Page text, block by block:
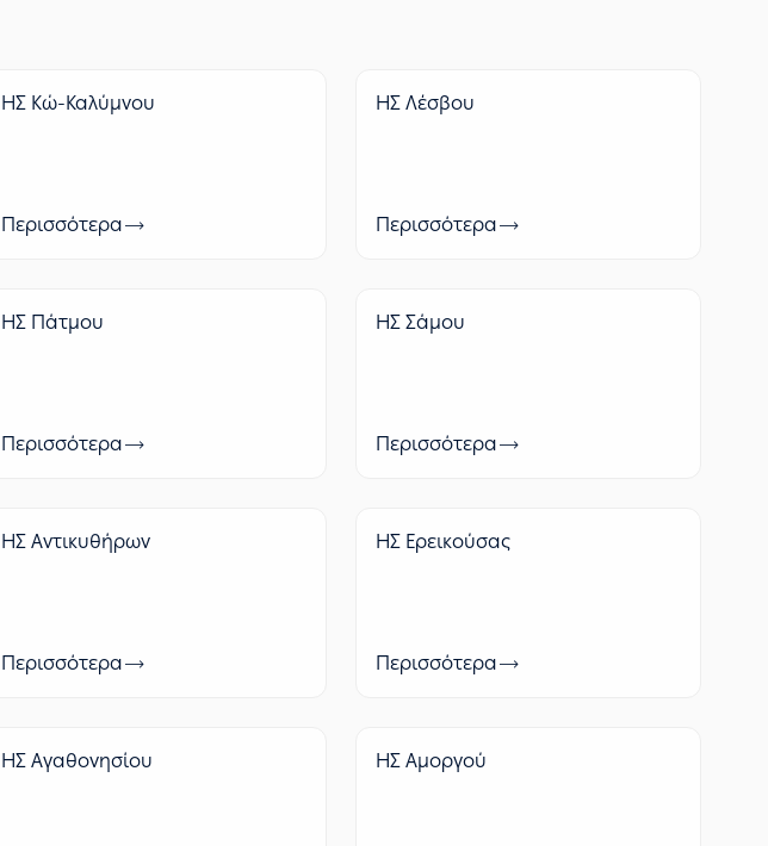
ΗΣ Κώ-Καλύμνου
Περισσότερα
ΗΣ Λέσβου
Περισσότερα
ΗΣ Πάτμου
Περισσότερα
ΗΣ Σάμου
Περισσότερα
ΗΣ Αντικυθήρων
Περισσότερα
ΗΣ Ερεικούσας
Περισσότερα
ΗΣ Αγαθονησίου ΗΣ Αμοργού